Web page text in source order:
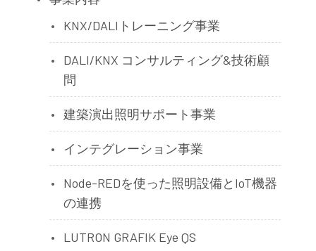
KNX/DALIトレーニング事業
DALI/KNX コンサルティング&技術顧
問
建築演出照明サポート事業
インテグレーション事業
Node-REDを使った照明設備とIoT機器
の連携
LUTRON GRAFIK Eye QS